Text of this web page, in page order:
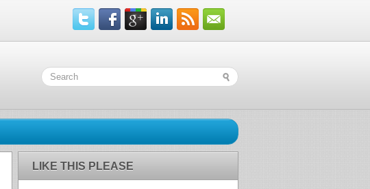
LIKE THIS PLEASE